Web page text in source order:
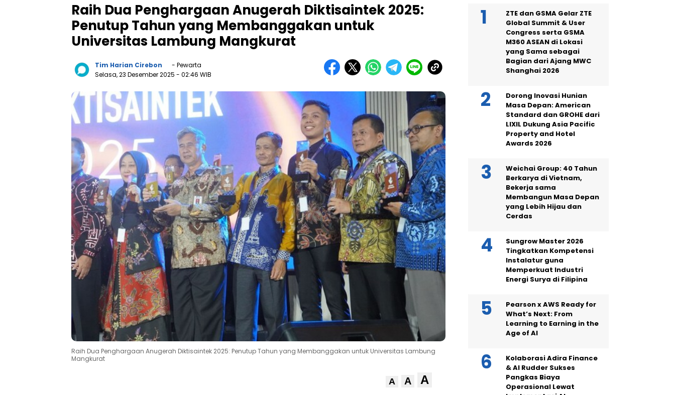
Raih Dua Penghargaan Anugerah Diktisaintek 2025:
Penutup Tahun yang Membanggakan untuk
Universitas Lambung Mangkurat
Tim Harian Cirebon
- Pewarta
Selasa, 23 Desember 2025 - 02:46 WIB
Raih Dua Penghargaan Anugerah Diktisaintek 2025: Penutup Tahun yang Membanggakan untuk Universitas Lambung
Mangkurat
A A A
ZTE dan GSMA Gelar ZTE
Global Summit & User
Congress serta GSMA
M360 ASEAN di Lokasi
yang Sama sebagai
Bagian dari Ajang MWC
Shanghai 2026
Dorong Inovasi Hunian
Masa Depan: American
Standard dan GROHE dari
LIXIL Dukung Asia Pacific
Property and Hotel
Awards 2026
Weichai Group: 40 Tahun
Berkarya di Vietnam,
Bekerja sama
Membangun Masa Depan
yang Lebih Hijau dan
Cerdas
Sungrow Master 2026
Tingkatkan Kompetensi
Instalatur guna
Memperkuat Industri
Energi Surya di Filipina
Pearson x AWS Ready for
What’s Next: From
Learning to Earning in the
Age of AI
Kolaborasi Adira Finance
& AI Rudder Sukses
Pangkas Biaya
Operasional Lewat